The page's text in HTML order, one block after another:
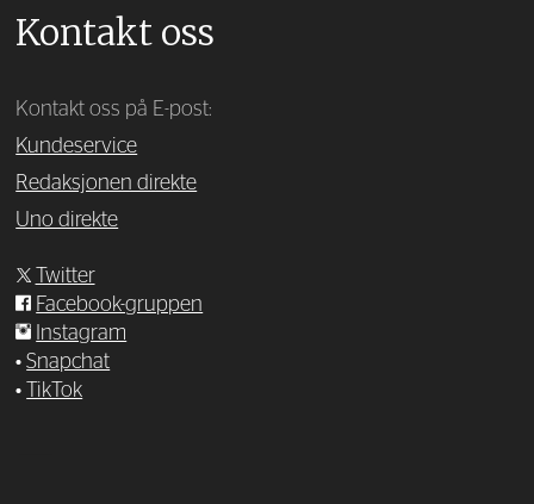
Kontakt oss
Kontakt oss på E-post:
Kundeservice
Redaksjonen direkte
Uno direkte
Twitter
Facebook-gruppen
Instagram
•Snapchat
•
TikTok